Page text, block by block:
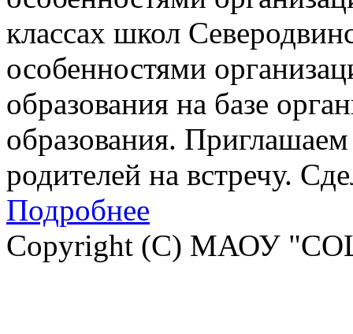
классах школ
особенностями
образования на базе
образования.
родителей на встречу.
Подробнее
Copyright (C) МАОУ